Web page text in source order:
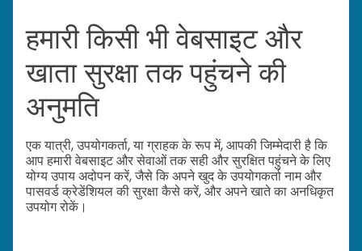
हमारी किसी भी वेबसाइट और
खाता सुरक्षा तक पहुंचने की
अनुमति
एक यात्री, उपयोगकर्ता, या ग्राहक के रूप में, आपकी जिम्मेदारी है कि
आप हमारी वेबसाइट और सेवाओं तक सही और सुरक्षित पहुंचने के लिए
योग्य उपाय अदोपन करें, जैसे कि अपने खुद के उपयोगकर्ता नाम और
पासवर्ड क्रेडेंशियल की सुरक्षा कैसे करें, और अपने खाते का अनधिकृत
उपयोग रोकें।